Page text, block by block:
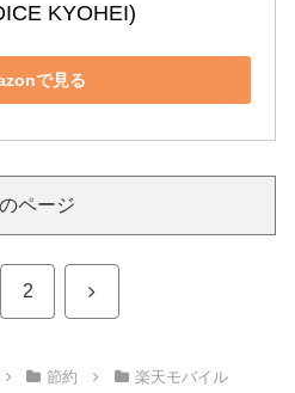
KYOHEI)
で見る
ページ
2 次
節約 楽天モバイル